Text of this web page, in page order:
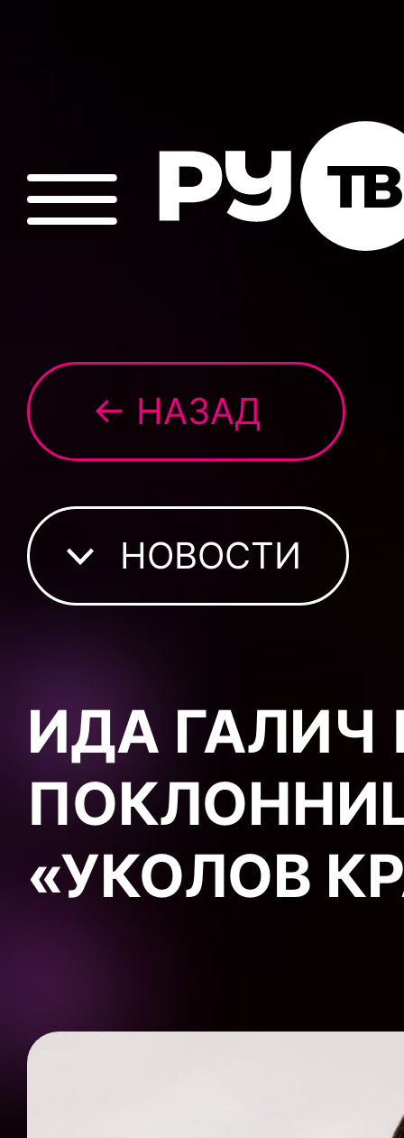
← НАЗАД
НОВОСТИ
ИДА ГАЛИЧ
«УКОЛОВ